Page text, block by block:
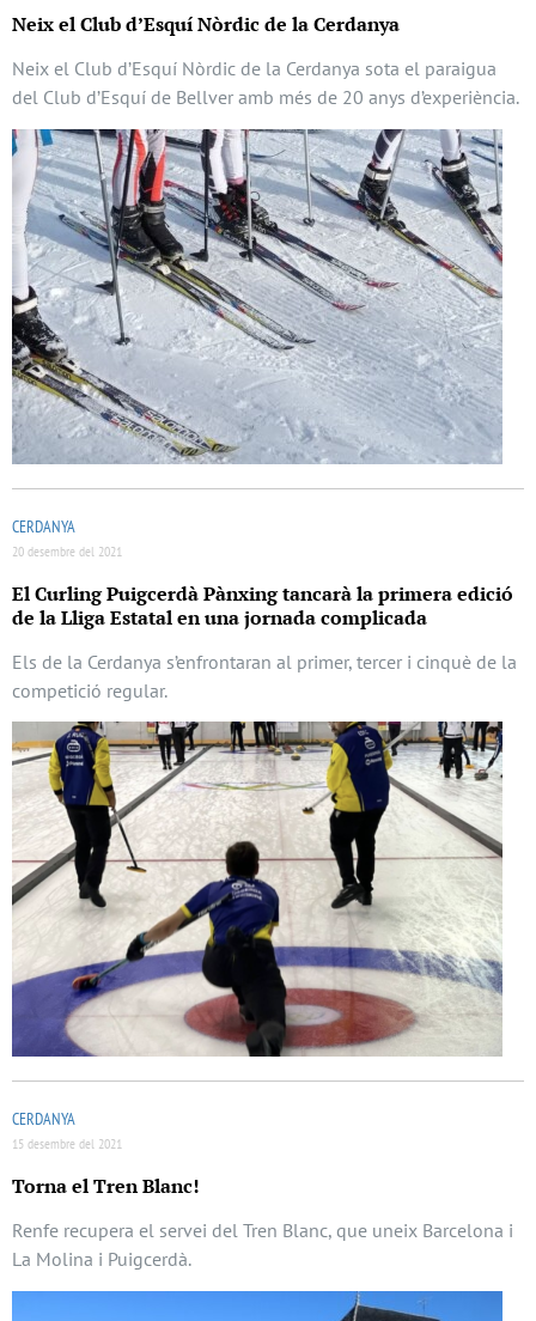
Neix el Club d’Esquí Nòrdic de la Cerdanya
Neix el Club d’Esquí Nòrdic de la Cerdanya sota el paraigua
del Club d’Esquí de Bellver amb més de 20 anys d’experiència.
CERDANYA
20 desembre del 2021
El Curling Puigcerdà Pànxing tancarà la primera edició
de la Lliga Estatal en una jornada complicada
Els de la Cerdanya s’enfrontaran al primer, tercer i cinquè de la
competició regular.
CERDANYA
15 desembre del 2021
Torna el Tren Blanc!
Renfe recupera el servei del Tren Blanc, que uneix Barcelona i
La Molina i Puigcerdà.